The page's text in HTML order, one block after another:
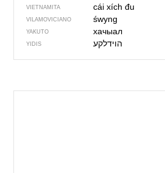
VIETNAMITA cái xích đu
VILAMOVICIANO śwyng
YAKUTO хачыал
YIDIS הוידלקע